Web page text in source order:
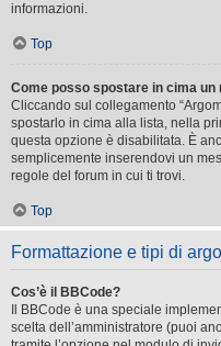
informazioni.
Top
Come posso spostare in cima un
Cliccando sul collegamento
spostarlo in cima alla lista, nella
questa opzione è disabilitata. È
semplicemente inserendovi un
regole del forum in cui ti trovi.
Top
Formattazione e tipi di
Cos’è il BBCode?
Il BBCode è una speciale
scelta dell’amministratore (puoi